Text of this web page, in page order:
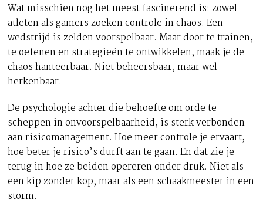
Wat misschien nog het meest fascinerend is: zowel
atleten als gamers zoeken controle in chaos. Een
wedstrijd is zelden voorspelbaar. Maar door te trainen,
te oefenen en strategieën te ontwikkelen, maak je de
chaos hanteerbaar. Niet beheersbaar, maar wel
herkenbaar.
De psychologie achter die behoefte om orde te
scheppen in onvoorspelbaarheid, is sterk verbonden
aan risicomanagement. Hoe meer controle je ervaart,
hoe beter je risico’s durft aan te gaan. En dat zie je
terug in hoe ze beiden opereren onder druk. Niet als
een kip zonder kop, maar als een schaakmeester in een
storm.